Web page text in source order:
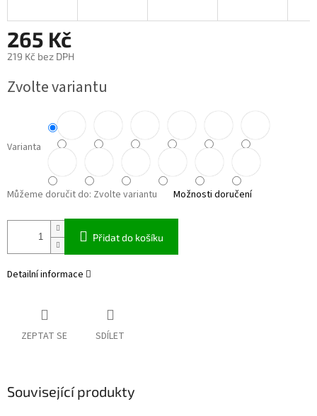
265 Kč
219 Kč bez DPH
Zvolte variantu
Varianta
Můžeme doručit do: Zvolte variantu Možnosti doručení
Přidat do košíku
Detailní informace
ZEPTAT SE SDÍLET
Související produkty